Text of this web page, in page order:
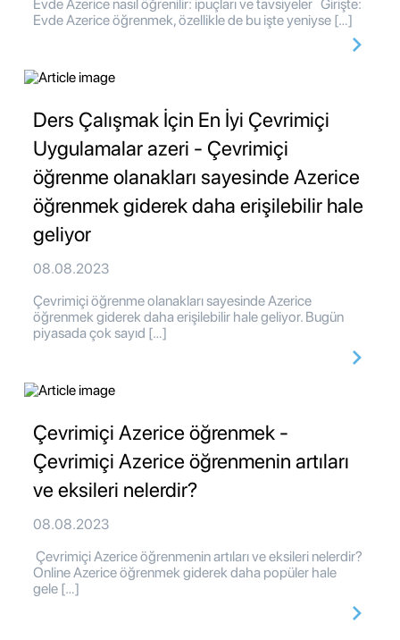
Evde Azerice nasıl öğrenilir: ipuçları ve tavsiyeler Girişte:
Evde Azerice öğrenmek, özellikle de bu işte yeniyse […]
Ders Çalışmak İçin En İyi Çevrimiçi
Uygulamalar azeri - Çevrimiçi
öğrenme olanakları sayesinde Azerice
öğrenmek giderek daha erişilebilir hale
geliyor
08.08.2023
Çevrimiçi öğrenme olanakları sayesinde Azerice
öğrenmek giderek daha erişilebilir hale geliyor. Bugün
piyasada çok sayıd […]
Çevrimiçi Azerice öğrenmek -
Çevrimiçi Azerice öğrenmenin artıları
ve eksileri nelerdir?
08.08.2023
Çevrimiçi Azerice öğrenmenin artıları ve eksileri nelerdir?
Online Azerice öğrenmek giderek daha popüler hale
gele […]